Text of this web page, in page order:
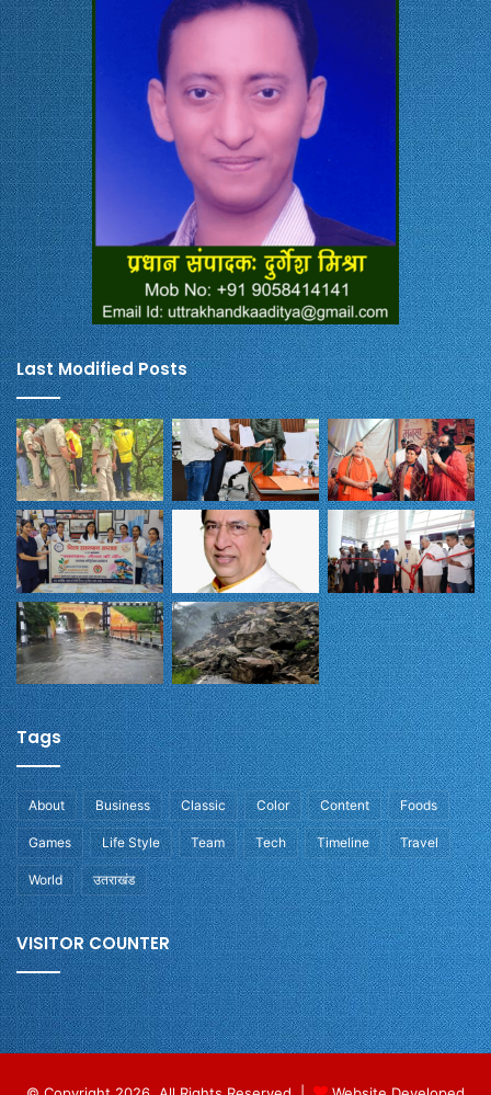
Last Modified Posts
Tags
About Business Classic Color Content Foods
Games Life Style Team Tech Timeline Travel
World उतराखंड
VISITOR COUNTER